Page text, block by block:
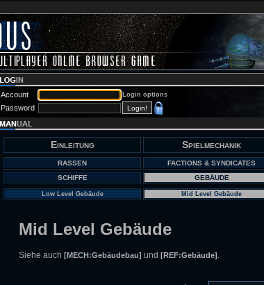
Account Login options
Password
Einleitung Spielmechanik
RASSEN FACTIONS & SYNDICATES
SCHIFFE
GEBÄUDE
Low Level Gebäude Mid Level Gebäude
Mid Level Gebäude
Siehe auch [MECH:Gebäudebau] und [REF:Gebäude].